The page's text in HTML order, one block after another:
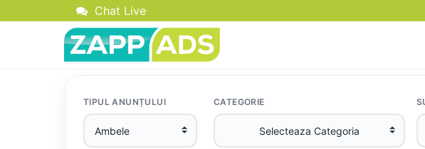
Chat Live
TIPUL ANUNȚULUI CATEGORIE